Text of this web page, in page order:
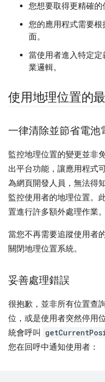
您想要取得更精確的
您的應用程式需要
面。
當使用者進入特定
業邏輯。
使用地理位置的
一律清除並節省電池
監控地理位置的變更並非
出平台功能，讓應用程式
為網頁開發人員，無法得
監控使用者的地理位置。
置進行許多額外處理作業。
當您不再需要追蹤使用者
關閉地理位置系統。
妥善處理錯誤
很抱歉，並非所有位置查
位，或是使用者突然停用
統會呼叫
您在回呼中通知使用者：